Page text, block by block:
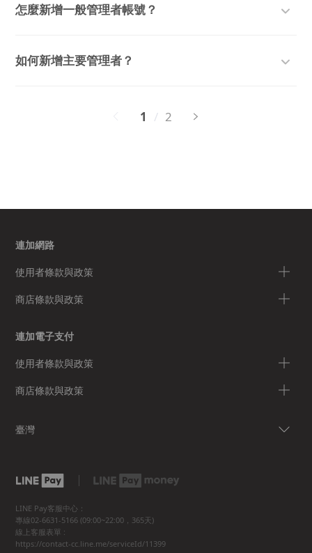
怎麼新增一般管理者帳號？
如何新增主要管理者？
1 / 2
連加網路
使用者條款與政策
商店條款與政策
連加電子支付
使用者條款與政策
商店條款與政策
臺灣
LINE Pay客服中心：
專線02-6631-5166 (09:00~22:00，365天)
線上客服表單 :
https://contact-cc.line.me/serviceId/11399